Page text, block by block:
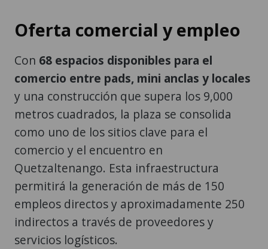
Oferta comercial y empleo
Con 68 espacios disponibles para el
comercio entre pads, mini anclas y locales
y una construcción que supera los 9,000
metros cuadrados, la plaza se consolida
como uno de los sitios clave para el
comercio y el encuentro en
Quetzaltenango. Esta infraestructura
permitirá la generación de más de 150
empleos directos y aproximadamente 250
indirectos a través de proveedores y
servicios logísticos.